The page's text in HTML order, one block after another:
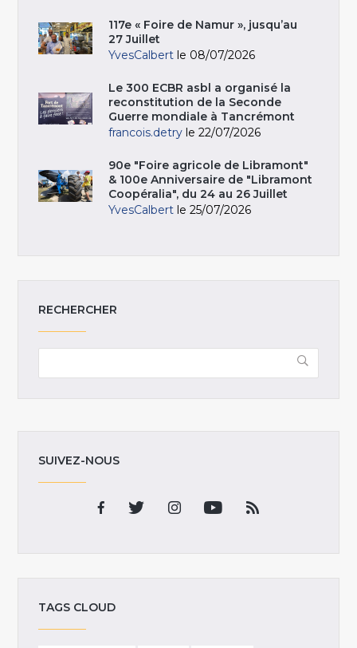
117e « Foire de Namur », jusqu’au
27 Juillet
YvesCalbert le 08/07/2026
Le 300 ECBR asbl a organisé la
reconstitution de la Seconde
Guerre mondiale à Tancrémont
francois.detry le 22/07/2026
90e "Foire agricole de Libramont"
& 100e Anniversaire de "Libramont
Coopéralia", du 24 au 26 Juillet
YvesCalbert le 25/07/2026
RECHERCHER
SUIVEZ-NOUS
TAGS CLOUD